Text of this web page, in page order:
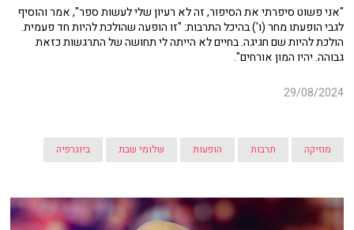
"אני פשוט סיפרתי את הסיפור, זה לא רעיון שלי לעשות ספר", אמר והוסיף
לגבי הופעתו מחר (ו') בהיכל התרבות: "זו הופעה שהולכת להיות חד פעמית.
הולכת להיות שם חגיגה. בחיים לא הייתה לי תחושה של התרגשות כזאת
גבוהה. יהיו המון אורחים".
29/08/2024
מוזיקה תרבות הופעות שלומי שבת ביוגרפיה